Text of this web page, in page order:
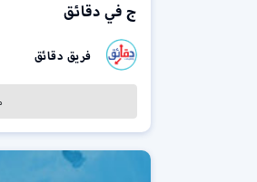
ج في دقائق
فريق دقائق